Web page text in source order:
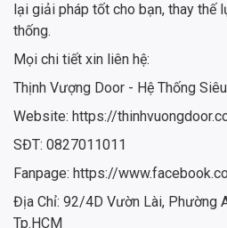
lại giải pháp tốt cho bạn, thay thế
thống.
Mọi chi tiết xin liên hệ:
Thịnh Vượng Door - Hệ Thống
Website: https://
SĐT: 0827011011
Fanpage: https://
Địa Chỉ: 92/4D Vườn Lài, Phường
Tp.HCM